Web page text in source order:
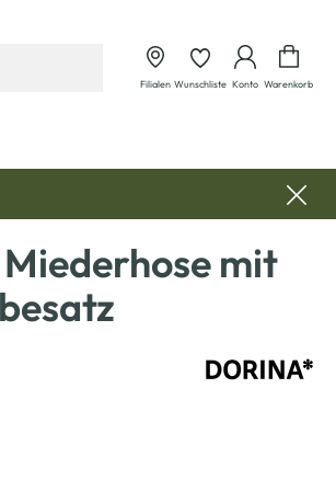
Filialen Wunschliste Konto Warenkorb
mit